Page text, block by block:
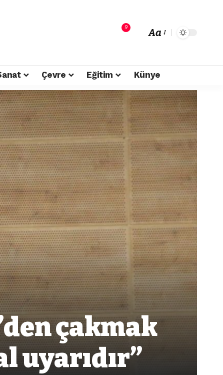
9 Aa
Çevre Eğitim Künye
çakmak
uyarıdır”